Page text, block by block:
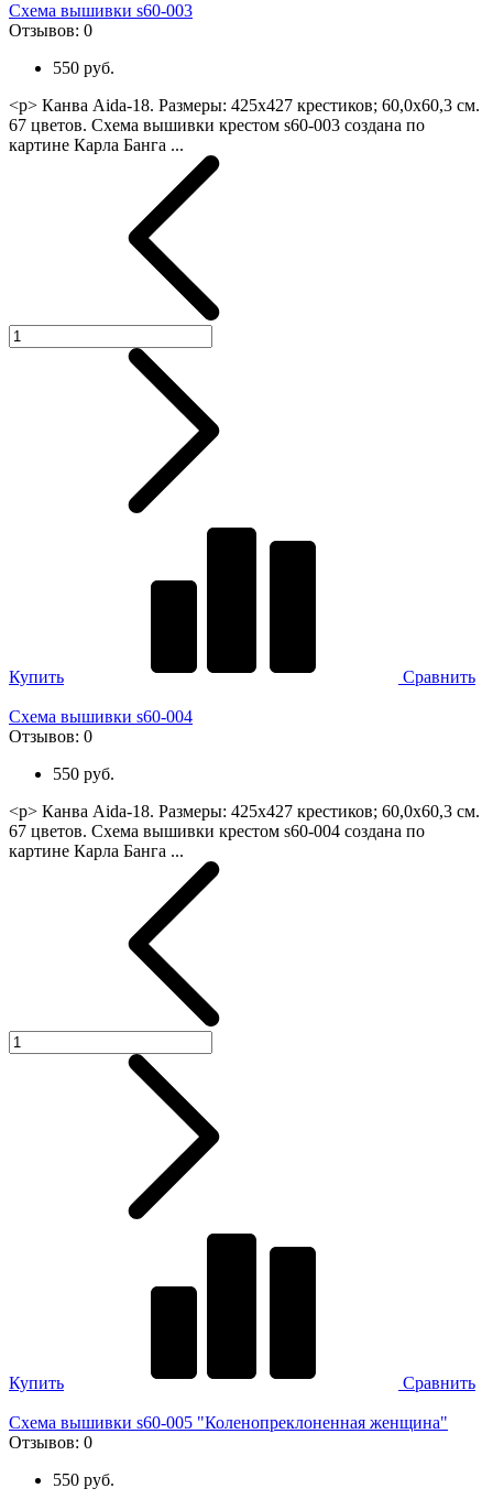
Схема вышивки s60-003
Отзывов: 0
550 руб.
<p> Канва Aida-18. Размеры: 425х427 крестиков; 60,0х60,3 см.
67 цветов. Схема вышивки крестом s60-003 создана по
картине Карла Банга ...
Купить Сравнить
Схема вышивки s60-004
Отзывов: 0
550 руб.
<p> Канва Aida-18. Размеры: 425х427 крестиков; 60,0х60,3 см.
67 цветов. Схема вышивки крестом s60-004 создана по
картине Карла Банга ...
Купить Сравнить
Схема вышивки s60-005 "Коленопреклоненная женщина"
Отзывов: 0
550 руб.